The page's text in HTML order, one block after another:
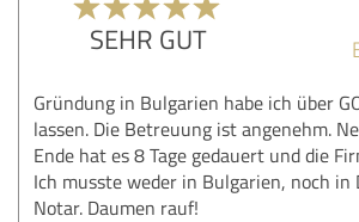
SEHR GUT
Gründung in Bulgarien habe ich über
lassen. Die Betreuung ist angenehm.
Ende hat es 8 Tage gedauert und die
Ich musste weder in Bulgarien, noch in
Notar. Daumen rauf!